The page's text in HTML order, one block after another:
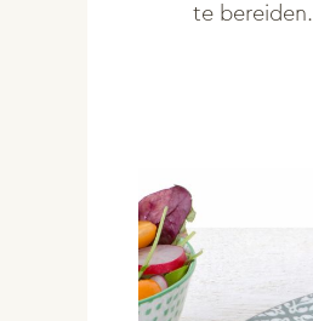
te bereiden.